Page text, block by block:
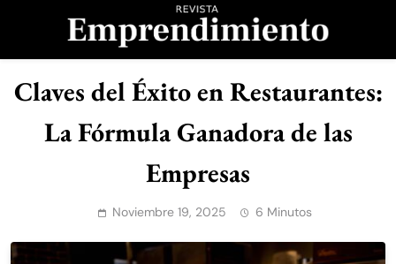
Revista
Emprendimiento
Claves del Éxito en Restaurantes:
La Fórmula Ganadora de las
Empresas
Noviembre 19, 2025 6 Minutos